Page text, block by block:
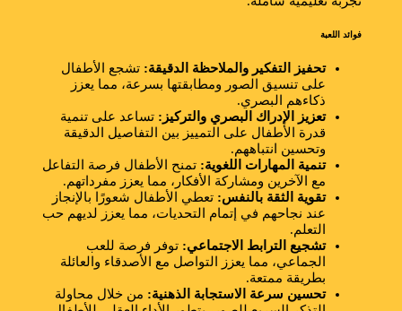
فوائد اللعبة
تحفيز التفكير والملاحظة الدقيقة: تشجع الأطفال
على تنسيق الصور ومطابقتها بسرعة، مما يعزز
ذكاءهم البصري.
تعزيز الإدراك البصري والتركيز: تساعد على تنمية
قدرة الأطفال على التمييز بين التفاصيل الدقيقة
وتحسين انتباههم.
تنمية المهارات اللغوية: تمنح الأطفال فرصة التفاعل
مع الآخرين ومشاركة الأفكار، مما يعزز مفرداتهم.
تقوية الثقة بالنفس: تعطي الأطفال شعورًا بالإنجاز
عند نجاحهم في إتمام التحديات، مما يعزز لديهم حب
التعلم.
تشجيع الترابط الاجتماعي: توفر فرصة للعب
الجماعي، مما يعزز التواصل مع الأصدقاء والعائلة
بطريقة ممتعة.
تحسين سرعة الاستجابة الذهنية: من خلال محاولة